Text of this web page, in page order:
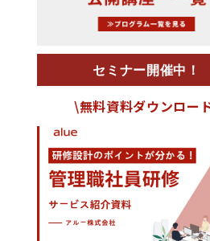
セミナー開催中！
\無料資料ダウンロー